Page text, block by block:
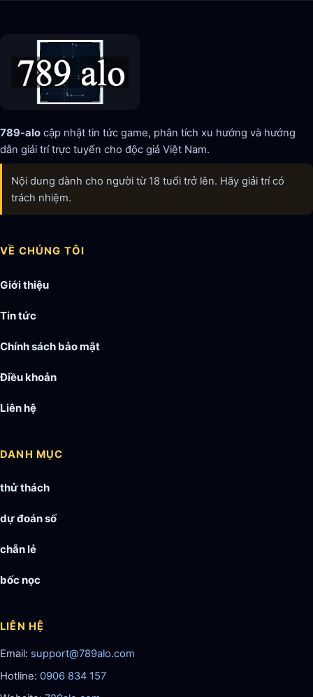
789-alo cập nhật tin tức game, phân tích xu hướng và hướng
dẫn giải trí trực tuyến cho độc giả Việt Nam.
Nội dung dành cho người từ 18 tuổi trở lên. Hãy giải trí có
trách nhiệm.
VỀ CHÚNG TÔI
Giới thiệu
Tin tức
Chính sách bảo mật
Điều khoản
Liên hệ
DANH MỤC
thử thách
dự đoán số
chẵn lẻ
bốc nọc
LIÊN HỆ
Email: support@789alo.com
Hotline: 0906 834 157